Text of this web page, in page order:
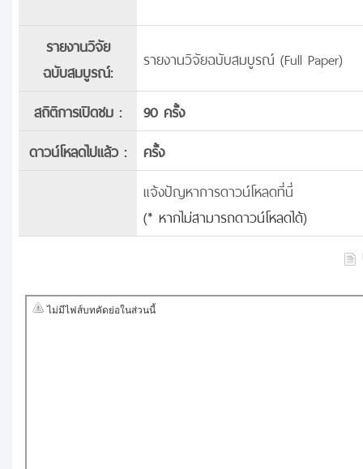
รายงานวิจัย
ฉบับสมบูรณ์:
รายงานวิจัยฉบับสมบูรณ์ (Full Paper)
สถิติการเปิดชม :
90 ครั้ง
ดาวน์โหลดไปแล้ว :
ครั้ง
แจ้งปัญหาการดาวน์โหลดที่นี่
(* หากไม่สามารถดาวน์โหลดได้)